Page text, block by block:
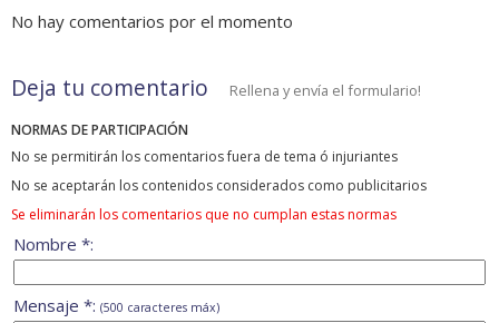
No hay comentarios por el momento
Deja tu comentario Rellena y envía el formulario!
NORMAS DE PARTICIPACIÓN
No se permitirán los comentarios fuera de tema ó injuriantes
No se aceptarán los contenidos considerados como publicitarios
Se eliminarán los comentarios que no cumplan estas normas
Nombre *:
Mensaje *: (500 caracteres máx)